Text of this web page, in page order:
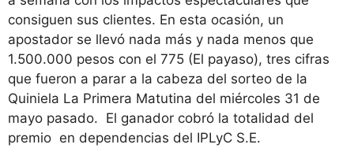
consiguen sus clientes. En esta ocasión, un
apostador se llevó nada más y nada menos que
1.500.000 pesos con el 775 (El payaso), tres cifras
que fueron a parar a la cabeza del sorteo de la
Quiniela La Primera Matutina del miércoles 31 de
mayo pasado. El ganador cobró la totalidad del
premio en dependencias del IPLyC S.E.